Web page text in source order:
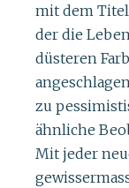
mit dem
der die
düsteren
zu
ähnliche
Mit jeder